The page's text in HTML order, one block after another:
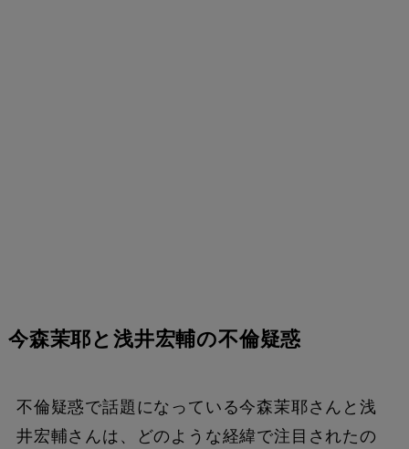
今森茉耶と浅井宏輔の不倫疑惑
不倫疑惑で話題になっている今森茉耶さんと浅
井宏輔さんは、どのような経緯で注目されたの